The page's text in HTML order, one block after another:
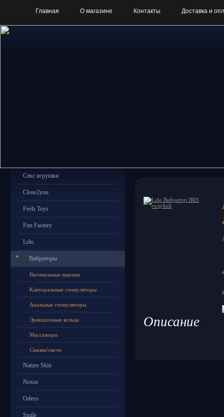
Главная О магазине Контакты Доставка и
Секс игрушки
Close2you
Feelz Toys
Fun Factory
Lelo
Вибраторы
Вагинальные шарики
Клиторальные стимуляторы
Анальные стимуляторы
Эрекционные кольца
Массажеры
Смазки/свечи
Nature Skin
Nexus
Odeco
Smile
Описание